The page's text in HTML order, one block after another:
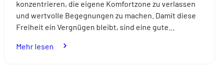
konzentrieren, die eigene Komfortzone zu verlassen
und wertvolle Begegnungen zu machen. Damit diese
Freiheit ein Vergnügen bleibt, sind eine gute…
Mehr lesen